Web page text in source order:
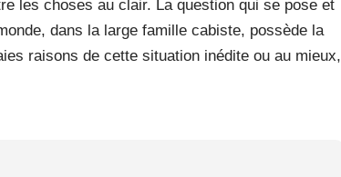
les choses au clair. La question qui se pose et
dans la large famille cabiste, possède la
raisons de cette situation inédite ou au mieux,